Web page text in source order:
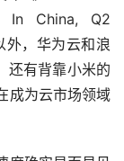
In China, Q2
外，华为云和浪
还有背靠小米的
成为云市场领域